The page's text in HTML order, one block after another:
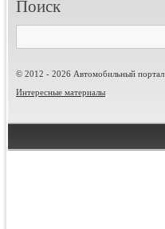
Поиск
© 2012 - 2026 Автомобильный портал
Интересные материалы